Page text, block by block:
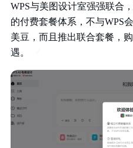
WPS与美图设计室强强联合
的付费套餐体系，不与WPS
美豆，而且推出联合套餐，
遇。